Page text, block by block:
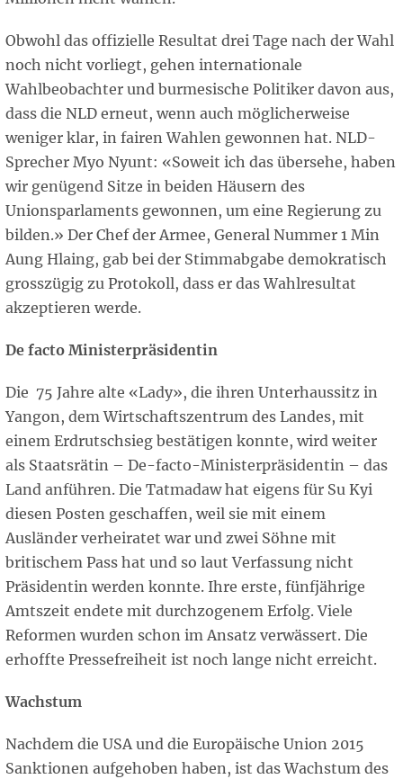
Obwohl das offizielle Resultat drei Tage nach der Wahl
noch nicht vorliegt, gehen internationale
Wahlbeobachter und burmesische Politiker davon aus,
dass die NLD erneut, wenn auch möglicherweise
weniger klar, in fairen Wahlen gewonnen hat. NLD-
Sprecher Myo Nyunt: «Soweit ich das übersehe, haben
wir genügend Sitze in beiden Häusern des
Unionsparlaments gewonnen, um eine Regierung zu
bilden.» Der Chef der Armee, General Nummer 1 Min
Aung Hlaing, gab bei der Stimmabgabe demokratisch
grosszügig zu Protokoll, dass er das Wahlresultat
akzeptieren werde.
De facto Ministerpräsidentin
Die 75 Jahre alte «Lady», die ihren Unterhaussitz in
Yangon, dem Wirtschaftszentrum des Landes, mit
einem Erdrutschsieg bestätigen konnte, wird weiter
als Staatsrätin – De-facto-Ministerpräsidentin – das
Land anführen. Die Tatmadaw hat eigens für Su Kyi
diesen Posten geschaffen, weil sie mit einem
Ausländer verheiratet war und zwei Söhne mit
britischem Pass hat und so laut Verfassung nicht
Präsidentin werden konnte. Ihre erste, fünfjährige
Amtszeit endete mit durchzogenem Erfolg. Viele
Reformen wurden schon im Ansatz verwässert. Die
erhoffte Pressefreiheit ist noch lange nicht erreicht.
Wachstum
Nachdem die USA und die Europäische Union 2015
Sanktionen aufgehoben haben, ist das Wachstum des